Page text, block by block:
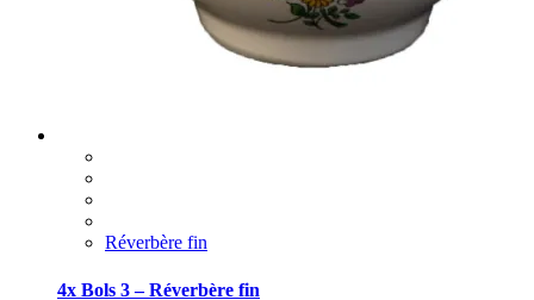
Réverbère fin
4x Bols 3 – Réverbère fin